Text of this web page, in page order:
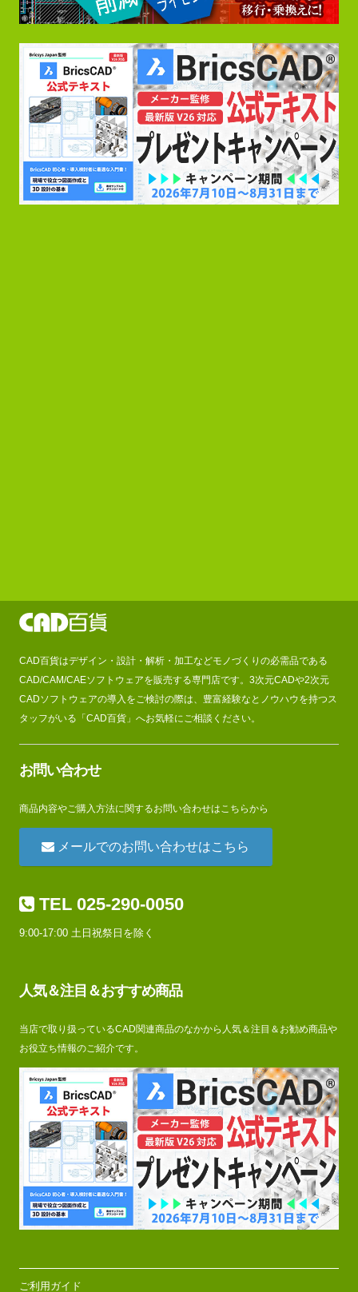
CAD百貨はデザイン・設計・解析・加工などモノづくりの必需品である
CAD/CAM/CAEソフトウェアを販売する専門店です。3次元CADや2次元
CADソフトウェアの導入をご検討の際は、豊富経験なとノウハウを持つス
タッフがいる「CAD百貨」へお気軽にご相談ください。
お問い合わせ
商品内容やご購入方法に関するお問い合わせはこちらから
メールでのお問い合わせはこちら
TEL 025-290-0050
9:00-17:00 土日祝祭日を除く
人気＆注目＆おすすめ商品
当店で取り扱っているCAD関連商品のなかから人気＆注目＆お勧め商品や
お役立ち情報のご紹介です。
ご利用ガイド